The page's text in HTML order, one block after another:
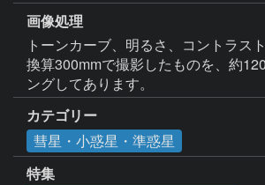
画像処理
トーンカーブ、明るさ、コントラスト
換算300mmで撮影したものを、約
ングしてあります。
カテゴリー
彗星・小惑星・準惑星
特集